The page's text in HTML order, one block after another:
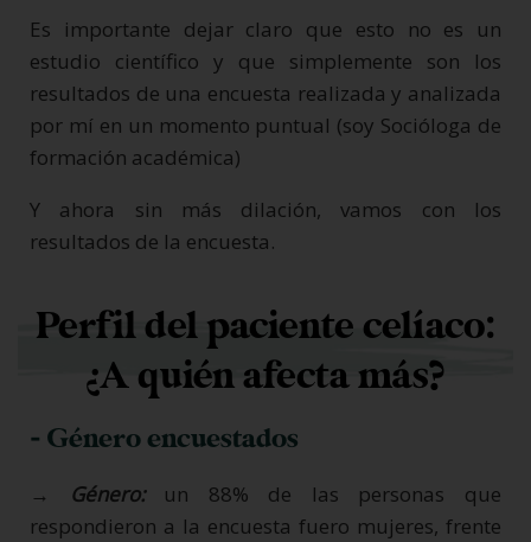
Es importante dejar claro que esto no es un
estudio científico y que simplemente son los
resultados de una encuesta realizada y analizada
por mí en un momento puntual (soy Socióloga de
formación académica)
Y ahora sin más dilación, vamos con los
resultados de la encuesta.
Perfil del paciente celíaco:
¿A quién afecta más?
- Género encuestados
→ Género:un 88% de las personas que
respondieron a la encuesta fuero mujeres, frente